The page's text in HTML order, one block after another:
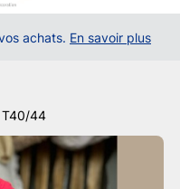
achats. En savoir plus
T40/44